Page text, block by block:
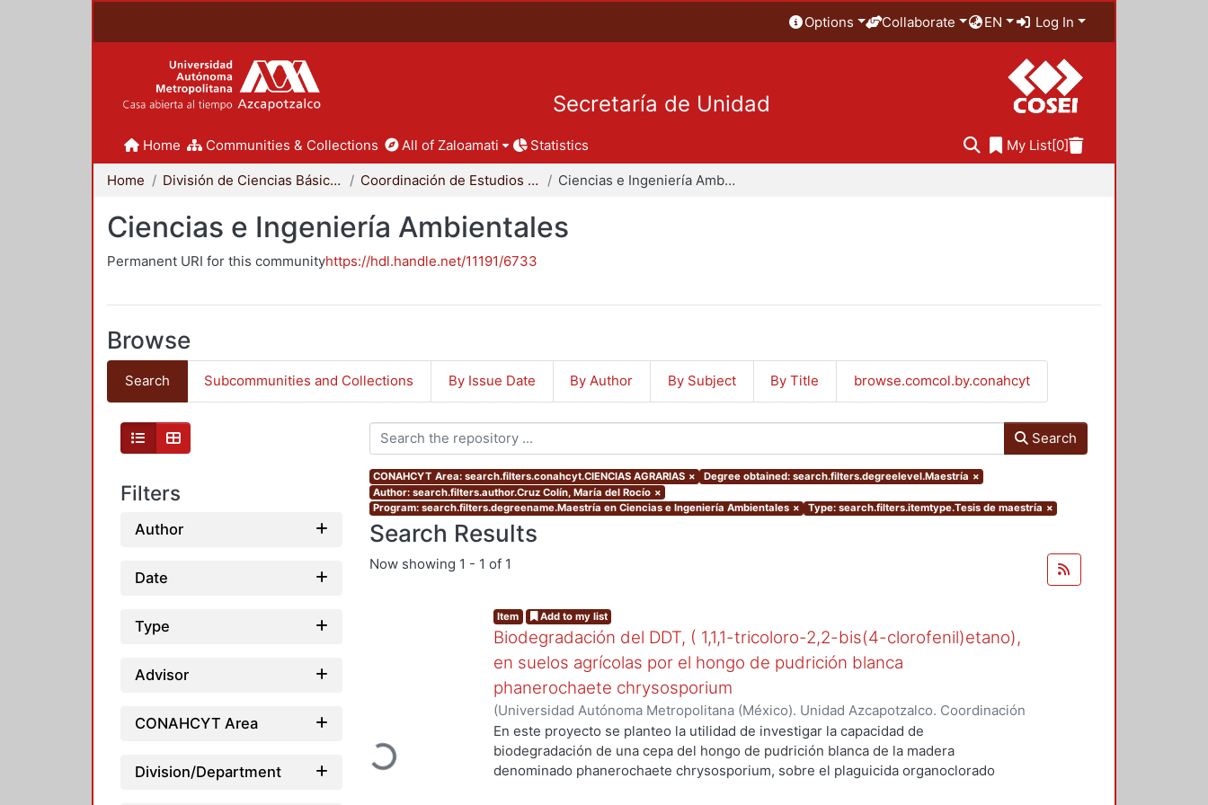
Options Collaborate EN Log In
Secretaría de Unidad
Home Communities & Collections All of Zaloamati Statistics My List[0]
Home División de Ciencias Básicas e Ingeniería Coordinación de Estudios de Posgrado - CBI Ciencias e Ingeniería Ambientales
Ciencias e Ingeniería Ambientales
Permanent URI for this communityhttps://hdl.handle.net/11191/6733
Browse
Search Subcommunities and Collections By Issue Date By Author By Subject By Title browse.comcol.by.conahcyt
Filters
Author
Date
Type
Advisor
CONAHCYT Area
Division/Department
Search
CONAHCYT Area: search.filters.conahcyt.CIENCIAS AGRARIAS × Degree obtained: search.filters.degreelevel.Maestría ×
Author: search.filters.author.Cruz Colín, María del Rocío ×
Program: search.filters.degreename.Maestría en Ciencias e Ingeniería Ambientales × Type: search.filters.itemtype.Tesis de maestría ×
Search Results
Now showing 1 - 1 of 1
Loading...
Item Add to my list
Biodegradación del DDT, ( 1,1,1-tricoloro-2,2-bis(4-clorofenil)etano),
en suelos agrícolas por el hongo de pudrición blanca
phanerochaete chrysosporium
(Universidad Autónoma Metropolitana (México). Unidad Azcapotzalco. Coordinación
de Servicios de Información. ,2003-06 )Cruz Colín, María del Rocío
En este proyecto se planteo la utilidad de investigar la capacidad de
biodegradación de una cepa del hongo de pudrición blanca de la madera
denominado phanerochaete chrysosporium, sobre el plaguicida organoclorado